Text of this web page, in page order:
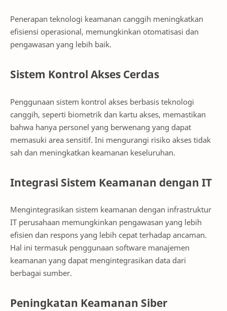
Penerapan teknologi keamanan canggih meningkatkan
efisiensi operasional, memungkinkan otomatisasi dan
pengawasan yang lebih baik.
Sistem Kontrol Akses Cerdas
Penggunaan sistem kontrol akses berbasis teknologi
canggih, seperti biometrik dan kartu akses, memastikan
bahwa hanya personel yang berwenang yang dapat
memasuki area sensitif. Ini mengurangi risiko akses tidak
sah dan meningkatkan keamanan keseluruhan.
Integrasi Sistem Keamanan dengan IT
Mengintegrasikan sistem keamanan dengan infrastruktur
IT perusahaan memungkinkan pengawasan yang lebih
efisien dan respons yang lebih cepat terhadap ancaman.
Hal ini termasuk penggunaan software manajemen
keamanan yang dapat mengintegrasikan data dari
berbagai sumber.
Peningkatan Keamanan Siber